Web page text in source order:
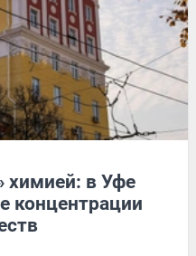
химией: в Уфе
концентрации